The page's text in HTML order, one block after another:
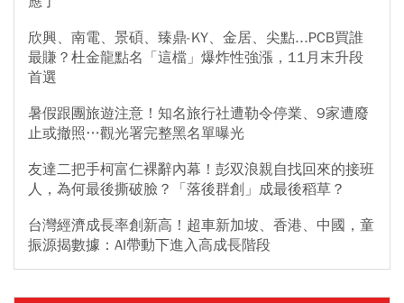
欣興、南電、景碩、臻鼎-KY、金居、尖點...PCB買誰
最賺？杜金龍點名「這檔」爆炸性強漲，11月末升段
首選
暑假跟團旅遊注意！知名旅行社遭勒令停業、9家遭廢
止或撤照…觀光署完整黑名單曝光
友達二把手柯富仁裸辭內幕！彭双浪親自找回來的接班
人，為何最後撕破臉？「落後群創」成最後稻草？
台灣經濟成長率創新高！超車新加坡、香港、中國，童
振源揭數據：AI帶動下進入高成長階段